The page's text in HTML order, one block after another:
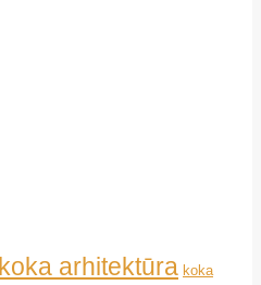
koka arhitektūra koka